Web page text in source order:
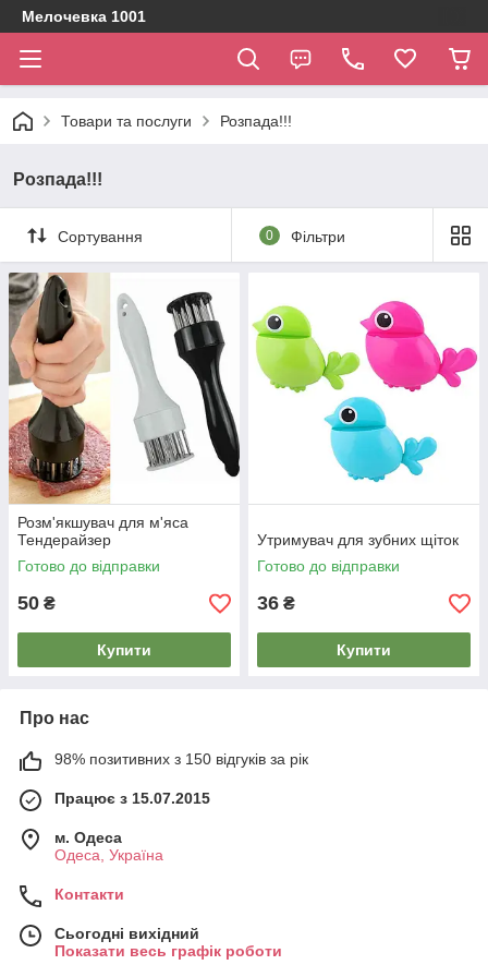
Мелочевка 1001
Товари та послуги Розпада!!!
Розпада!!!
Сортування 0 Фільтри
Розм'якшувач для м'яса
Тендерайзер
Готово до відправки
50 ₴
Купити
Утримувач для зубних щіток
Готово до відправки
36 ₴
Купити
Про нас
98% позитивних з 150 відгуків за рік
Працює з 15.07.2015
м. Одеса
Одеса, Україна
Контакти
Сьогодні вихідний
Показати весь графік роботи